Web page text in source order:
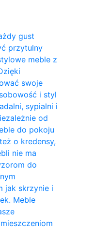
gust
przytulny
meble z
swoje
i styl
sypialni i
od
do pokoju
o kredensy,
nie ma
do
jak skrzynie i
Meble